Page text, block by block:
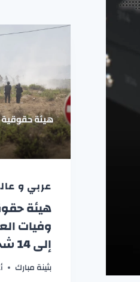
عربي و
هيئة
وفيات
إلى 14 شخصًا
بثينة مبارك